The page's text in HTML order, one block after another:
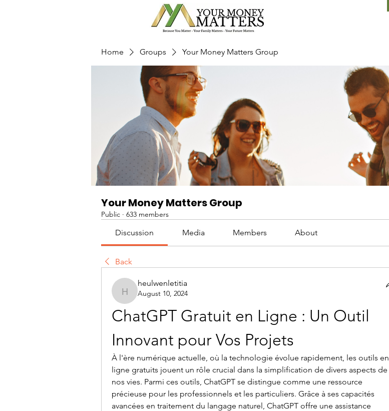
Home Groups Your Money Matters Group
Your Money Matters Group
Public · 633 members
Discussion Media Members About
Back
heulwenletitia
heulwenletitia
August 10, 2024
ChatGPT Gratuit en Ligne : Un Outil
Innovant pour Vos Projets
À l'ère numérique actuelle, où la technologie évolue rapidement, les outils en
ligne gratuits jouent un rôle crucial dans la simplification de divers aspects de
nos vies. Parmi ces outils, ChatGPT se distingue comme une ressource
précieuse pour les professionnels et les particuliers. Grâce à ses capacités
avancées en traitement du langage naturel, ChatGPT offre une assistance